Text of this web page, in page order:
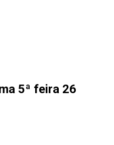
5ª feira 26